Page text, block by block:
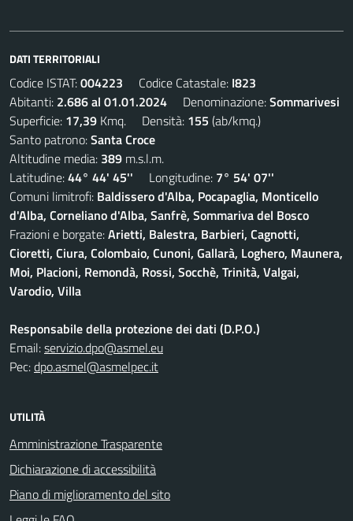
DATI TERRITORIALI
Codice ISTAT:004223 Codice Catastale: I823
Abitanti: 2.686 al 01.01.2024 Denominazione:Sommarivesi
Superficie: 17,39 Kmq. Densità: 155 (ab/kmq.)
Santo patrono:Santa Croce
Altitudine media: 389 m.s.l.m.
Latitudine:44° 44' 45'' Longitudine: 7° 54' 07''
Comuni limitrofi: Baldissero d'Alba, Pocapaglia, Monticello
d'Alba, Corneliano d'Alba, Sanfrè, Sommariva del Bosco
Frazioni e borgate:Arietti, Balestra, Barbieri, Cagnotti,
Cioretti, Ciura, Colombaio, Cunoni, Gallarà, Loghero, Maunera,
Moi, Placioni, Remondà, Rossi, Socchè, Trinità, Valgai,
Varodio, Villa
Responsabile della protezione dei dati (D.P.O.)
Email:servizio.dpo@asmel.eu
Pec:dpo.asmel@asmelpec.it
UTILITÀ
Amministrazione Trasparente
Dichiarazione di accessibilità
Piano di miglioramento del sito